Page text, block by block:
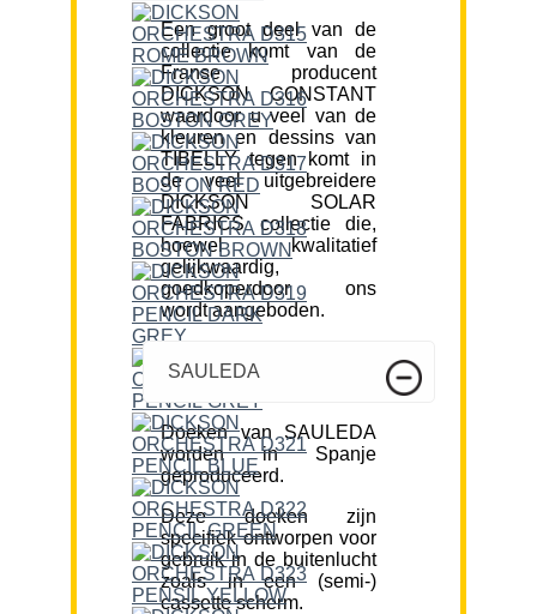
Een groot deel van de
collectie komt van de
Franse producent
DICKSON CONSTANT
waardoor u veel van de
kleuren en dessins van
TIBELLY tegen komt in
de veel uitgebreidere
DICKSON SOLAR
FABRICS collectie die,
hoewel kwalitatief
gelijkwaardig,
goedkoperdoor ons
wordt aangeboden.
SAULEDA
Doeken van SAULEDA
worden in Spanje
geproduceerd.
Deze doeken zijn
specifiek ontworpen voor
gebruik in de buitenlucht
zoals in een (semi-)
cassette scherm.